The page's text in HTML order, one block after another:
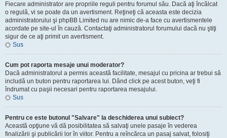
Fiecare administrator are propriile reguli pentru forumul său. Dacă aţi încălcat
o regulă, vi se poate da un avertisment. Reţineţi că aceasta este decizia
administratorului şi phpBB Limited nu are nimic de-a face cu avertismentele
acordate pe site-ul în cauză. Contactaţi administratorul forumului dacă nu ştiţi
sigur de ce aţi primit un avertisment.
Sus
Cum pot raporta mesaje unui moderator?
Dacă administratorul a permis această facilitate, mesajul cu pricina ar trebui să
includă un buton pentru raportarea lui. Dând click pe acest buton, veţi fi
îndrumat cu paşii necesari pentru raportarea mesajului.
Sus
Pentru ce este butonul "Salvare" la deschiderea unui subiect?
Această opţiune vă dă posibilitatea să salvaţi unele pasaje în vederea
finalizării şi publicării lor în viitor. Pentru a reîncărca un pasaj salvat, folosiţi